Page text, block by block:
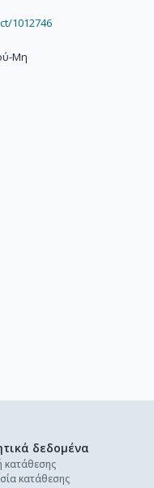
1012746
Μη
δεδομένα
κατάθεσης
κατάθεσης